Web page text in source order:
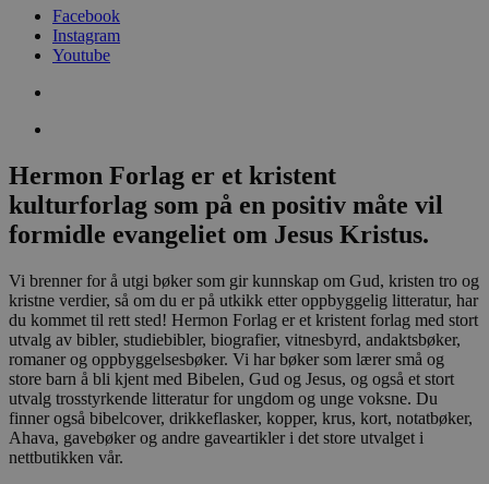
Facebook
Instagram
Youtube
Hermon Forlag er et kristent
kulturforlag som på en positiv måte vil
formidle evangeliet om Jesus Kristus.
Vi brenner for å utgi bøker som gir kunnskap om Gud, kristen tro og
kristne verdier, så om du er på utkikk etter oppbyggelig litteratur, har
du kommet til rett sted! Hermon Forlag er et kristent forlag med stort
utvalg av bibler, studiebibler, biografier, vitnesbyrd, andaktsbøker,
romaner og oppbyggelsesbøker. Vi har bøker som lærer små og
store barn å bli kjent med Bibelen, Gud og Jesus, og også et stort
utvalg trosstyrkende litteratur for ungdom og unge voksne. Du
finner også bibelcover, drikkeflasker, kopper, krus, kort, notatbøker,
Ahava, gavebøker og andre gaveartikler i det store utvalget i
nettbutikken vår.